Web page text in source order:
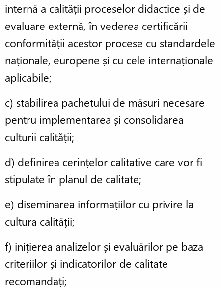
internă a calității proceselor didactice și de
evaluare externă, în vederea certificării
conformității acestor procese cu standardele
naționale, europene și cu cele internaționale
aplicabile;
c) stabilirea pachetului de măsuri necesare
pentru implementarea și consolidarea
culturii calității;
d) definirea cerințelor calitative care vor fi
stipulate în planul de calitate;
e) diseminarea informațiilor cu privire la
cultura calității;
f) inițierea analizelor și evaluărilor pe baza
criteriilor și indicatorilor de calitate
recomandați;